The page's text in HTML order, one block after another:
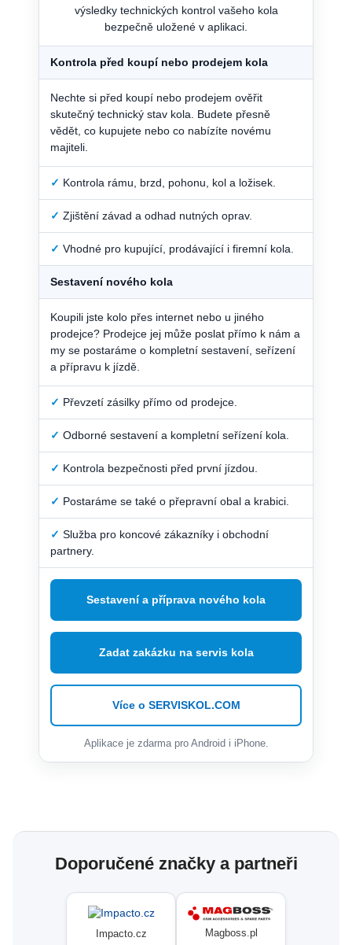
výsledky technických kontrol vašeho kola
bezpečně uložené v aplikaci.
Kontrola před koupí nebo prodejem kola
Nechte si před koupí nebo prodejem ověřit
skutečný technický stav kola. Budete přesně
vědět, co kupujete nebo co nabízíte novému
majiteli.
✓ Kontrola rámu, brzd, pohonu, kol a ložisek.
✓ Zjištění závad a odhad nutných oprav.
✓ Vhodné pro kupující, prodávající i firemní kola.
Sestavení nového kola
Koupili jste kolo přes internet nebo u jiného
prodejce? Prodejce jej může poslat přímo k nám a
my se postaráme o kompletní sestavení, seřízení
a přípravu k jízdě.
✓ Převzetí zásilky přímo od prodejce.
✓ Odborné sestavení a kompletní seřízení kola.
✓ Kontrola bezpečnosti před první jízdou.
✓ Postaráme se také o přepravní obal a krabici.
✓ Služba pro koncové zákazníky i obchodní
partnery.
Sestavení a příprava nového kola
Zadat zakázku na servis kola
Více o SERVISKOL.COM
Aplikace je zdarma pro Android i iPhone.
Doporučené značky a partneři
Impacto.cz Magboss.pl